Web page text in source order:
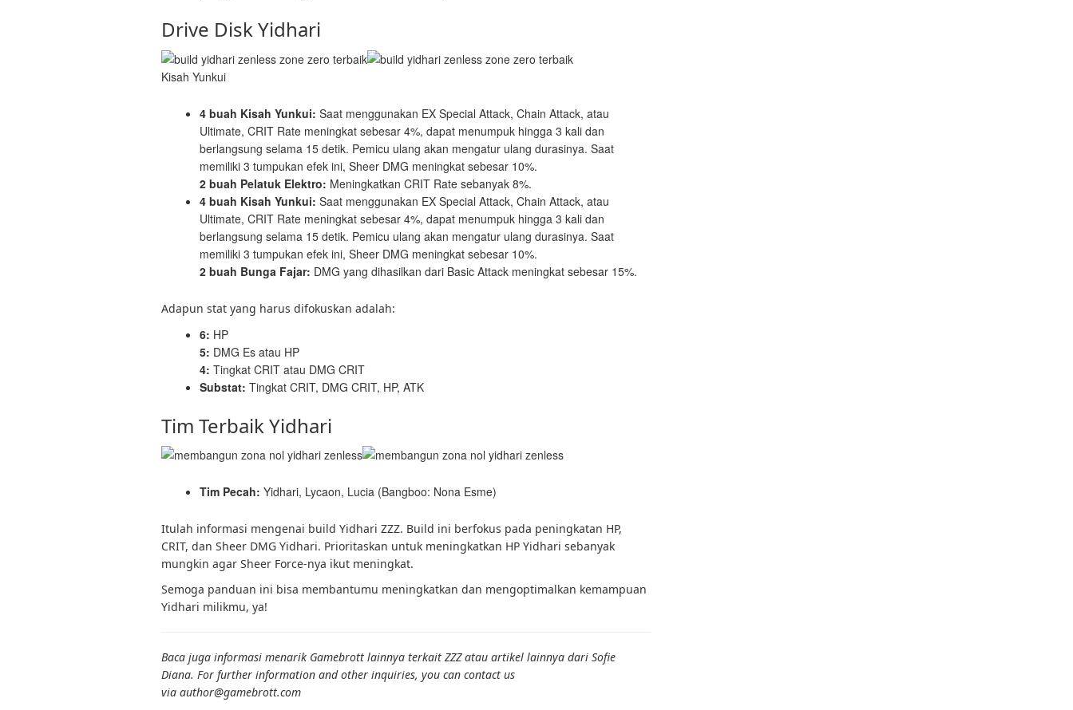
Drive Disk Yidhari
Kisah Yunkui
4 buah Kisah Yunkui: Saat menggunakan EX Special Attack, Chain Attack, atau
Ultimate, CRIT Rate meningkat sebesar 4%, dapat menumpuk hingga 3 kali dan
berlangsung selama 15 detik. Pemicu ulang akan mengatur ulang durasinya. Saat
memiliki 3 tumpukan efek ini, Sheer DMG meningkat sebesar 10%.
2 buah Pelatuk Elektro: Meningkatkan CRIT Rate sebanyak 8%.
4 buah Kisah Yunkui: Saat menggunakan EX Special Attack, Chain Attack, atau
Ultimate, CRIT Rate meningkat sebesar 4%, dapat menumpuk hingga 3 kali dan
berlangsung selama 15 detik. Pemicu ulang akan mengatur ulang durasinya. Saat
memiliki 3 tumpukan efek ini, Sheer DMG meningkat sebesar 10%.
2 buah Bunga Fajar: DMG yang dihasilkan dari Basic Attack meningkat sebesar 15%.
Adapun stat yang harus difokuskan adalah:
6: HP
5: DMG Es atau HP
4: Tingkat CRIT atau DMG CRIT
Substat: Tingkat CRIT, DMG CRIT, HP, ATK
Tim Terbaik Yidhari
Tim Pecah: Yidhari, Lycaon, Lucia (Bangboo: Nona Esme)
Itulah informasi mengenai build Yidhari ZZZ. Build ini berfokus pada peningkatan HP,
CRIT, dan Sheer DMG Yidhari. Prioritaskan untuk meningkatkan HP Yidhari sebanyak
mungkin agar Sheer Force-nya ikut meningkat.
Semoga panduan ini bisa membantumu meningkatkan dan mengoptimalkan kemampuan
Yidhari milikmu, ya!
Baca juga informasi menarik Gamebrott lainnya terkait ZZZ atau artikel lainnya dari Sofie
Diana. For further information and other inquiries, you can contact us
via author@gamebrott.com